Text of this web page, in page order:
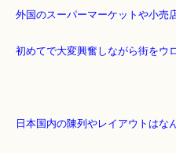
外国のスーパーマーケットや小売
初めてで大変興奮しながら街をウ
日本国内の陳列やレイアウトはな